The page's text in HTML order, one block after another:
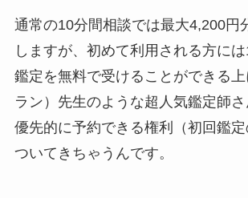
通常の10分間相談では最大4,200円
しますが、初めて利用される方に
鑑定を無料で受けることができる上
ラン）先生のような超人気鑑定師
優先的に予約できる権利（初回鑑
ついてきちゃうんです。